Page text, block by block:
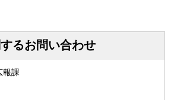
るお問い合わせ
報課